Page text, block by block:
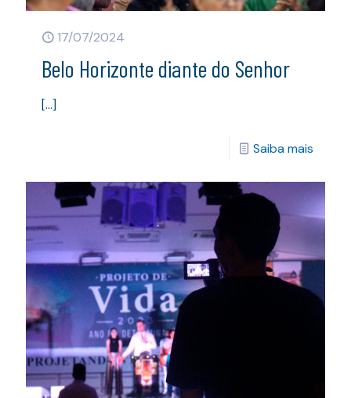
17/07/2024
Belo Horizonte diante do Senhor
[…]
Saiba mais